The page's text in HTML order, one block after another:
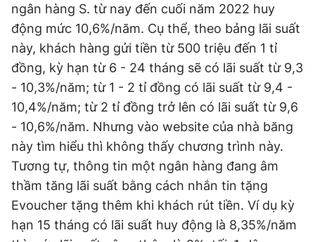
Đọc Thanh Niên trên điện thoại
Hotline
0906 645 777
Liên hệ quảng cáo
0908 780 404
ngân hàng S. từ nay đến cuối năm 2022 huy
động mức 10,6%/năm. Cụ thể, theo bảng lãi suất
này, khách hàng gửi tiền từ 500 triệu đến 1 tỉ
đồng, kỳ hạn từ 6 - 24 tháng sẽ có lãi suất từ 9,3
- 10,3%/năm; từ 1 - 2 tỉ đồng có lãi suất từ 9,4 -
10,4%/năm; từ 2 tỉ đồng trở lên có lãi suất từ 9,6
- 10,6%/năm. Nhưng vào website của nhà băng
này tìm hiểu thì không thấy chương trình này.
Tương tự, thông tin một ngân hàng đang âm
thầm tăng lãi suất bằng cách nhắn tin tặng
Evoucher tặng thêm khi khách rút tiền. Ví dụ kỳ
hạn 15 tháng có lãi suất huy động là 8,35%/năm